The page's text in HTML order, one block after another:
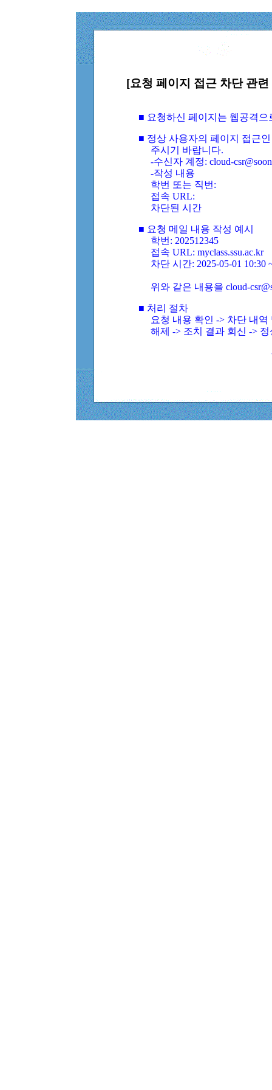
[요청 페이지 접근 차단 관
■ 요청하신 페이지는 웹공격
■ 정상 사용자의 페이지 접근
주시기 바랍니다.
-수신자 계정: cloud-
-작성 내용
학번 또는 직번:
접속 URL:
차단된 시간
■ 요청 메일 내용 작성 예시
학번: 202512345
접속 URL: myclass.ssu.ac.kr
차단 시간: 2025-05-01 10:30
위와 같은 내용을 cloud-
■ 처리 절차
요청 내용 확인 -> 차단 내
해제 -> 조치 결과 회신 ->